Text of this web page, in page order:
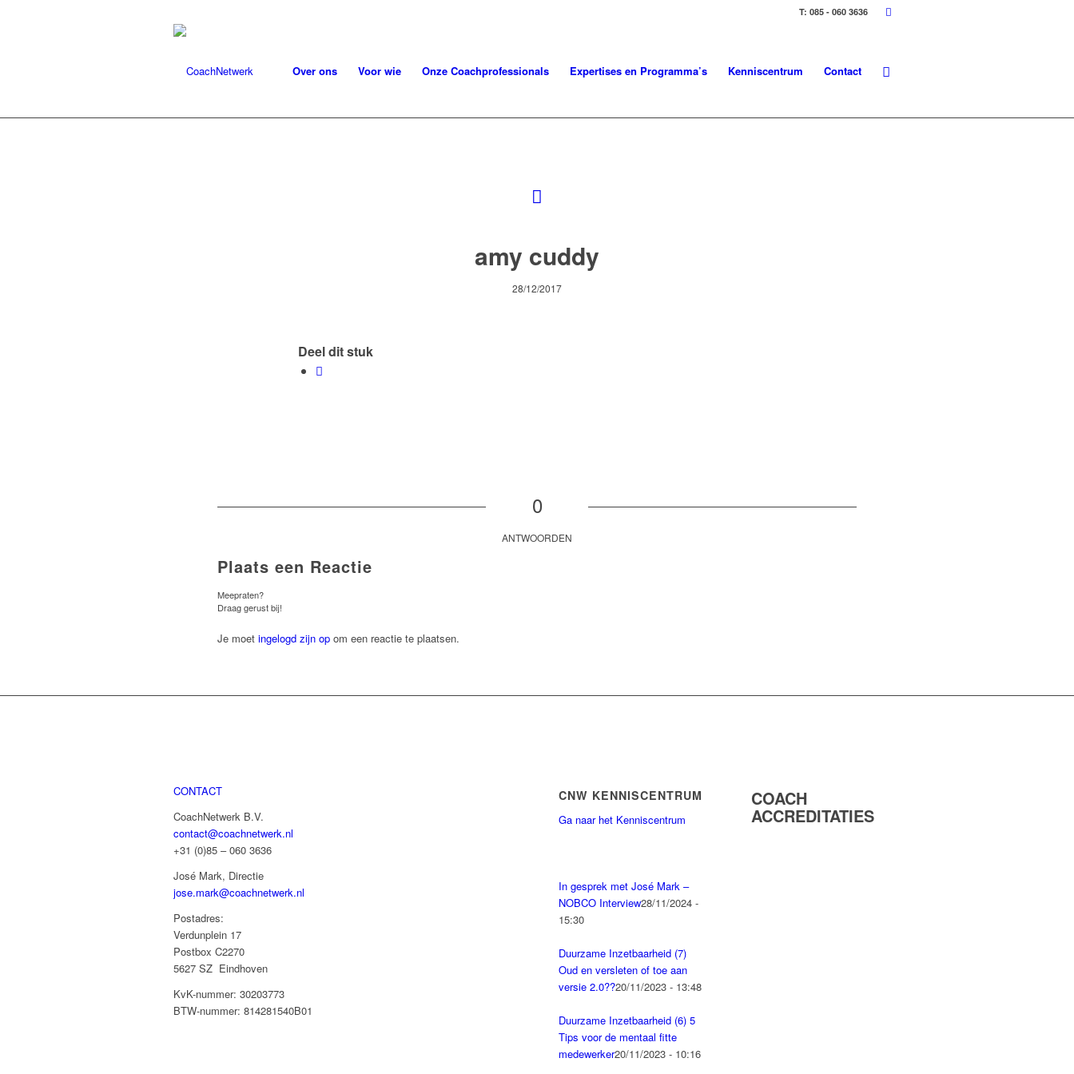
T: 085 - 060 3636
Over ons Voor wie Onze Coachprofessionals Expertises en Programma’s Kenniscentrum Contact
amy cuddy
28/12/2017
Deel dit stuk
0
ANTWOORDEN
Plaats een Reactie
Meepraten?
Draag gerust bij!
Je moet ingelogd zijn op om een reactie te plaatsen.
CONTACT
CoachNetwerk B.V.
contact@coachnetwerk.nl
+31 (0)85 – 060 3636
José Mark, Directie
jose.mark@coachnetwerk.nl
Postadres:
Verdunplein 17
Postbox C2270
5627 SZ Eindhoven
KvK-nummer: 30203773
BTW-nummer: 814281540B01
CNW KENNISCENTRUM
Ga naar het Kenniscentrum
In gesprek met José Mark –
NOBCO Interview28/11/2024 -
15:30
Duurzame Inzetbaarheid (7)
Oud en versleten of toe aan
versie 2.0??20/11/2023 - 13:48
Duurzame Inzetbaarheid (6) 5
Tips voor de mentaal fitte
medewerker20/11/2023 - 10:16
COACH
ACCREDITATIES